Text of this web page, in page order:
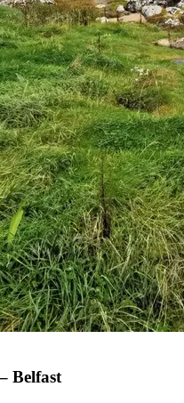
Belfast